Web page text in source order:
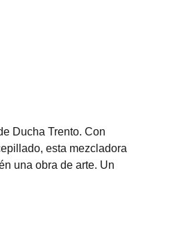
Ducha Trento. Con
esta mezcladora
una obra de arte. Un